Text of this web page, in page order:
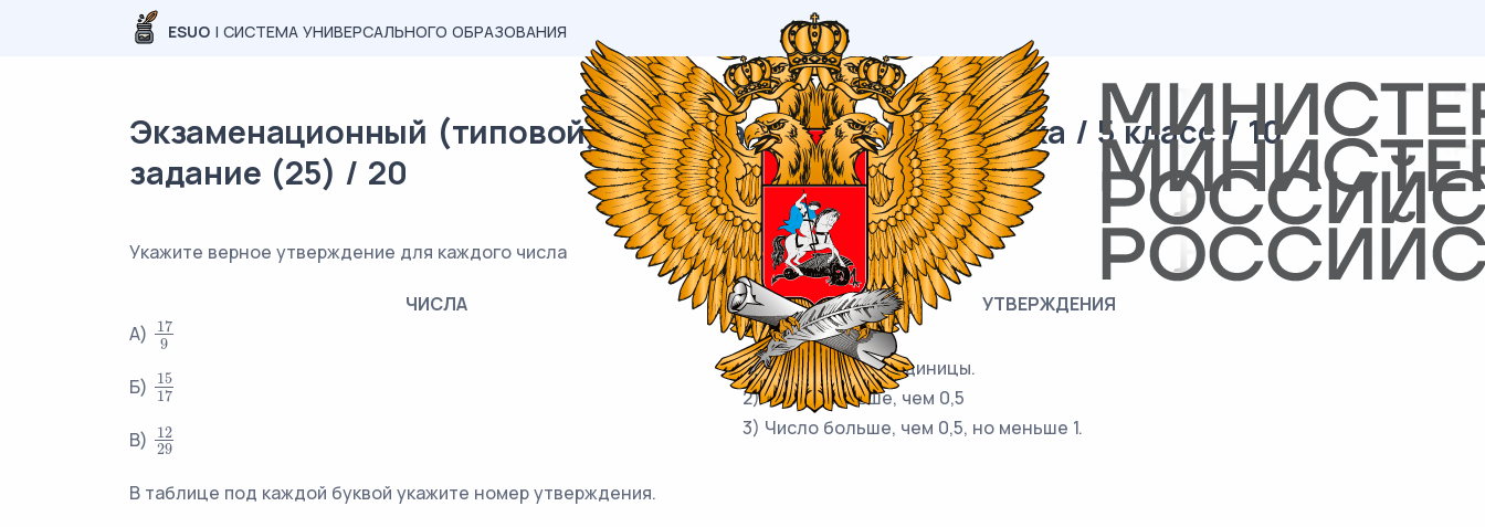
ESUO | СИСТЕМА УНИВЕРСАЛЬНОГО ОБРАЗОВАНИЯ
Экзаменационный (типовой) материал ВПР / Математика / 5 класс / 10
задание (25) / 20
Укажите верное утверждение для каждого числа
ЧИСЛА
УТВЕРЖДЕНИЯ
А)
17
9
179
Б)
15
17
1517
В)
12
29
1229
1) Число больше единицы.
2) Число меньше, чем 0,5
3) Число больше, чем 0,5, но меньше 1.
В таблице под каждой буквой укажите номер утверждения.